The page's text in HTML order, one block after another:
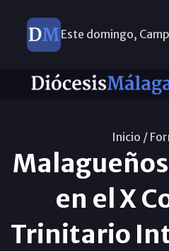
Este domingo,
Inicio /
en el X
Trinitario